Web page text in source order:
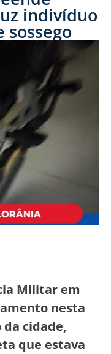
indivíduo
Militar em
nesta
cidade,
que estava